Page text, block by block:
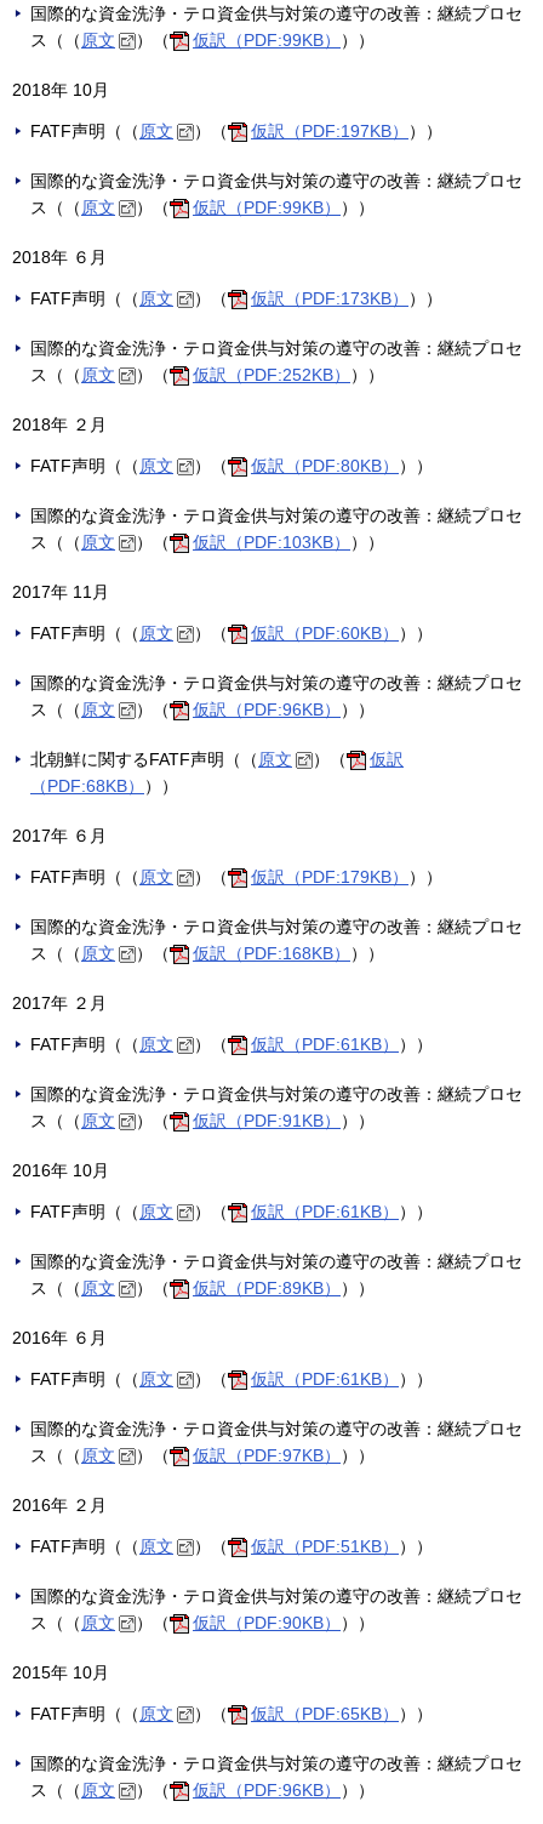
国際的な資金洗浄・テロ資金供与対策の遵守の改善：継続プロセ
ス（（ 原文 ）（ 仮訳（PDF:99KB） ））
2018年 10月
FATF声明（（ 原文 ）（ 仮訳（PDF:197KB） ））
国際的な資金洗浄・テロ資金供与対策の遵守の改善：継続プロセ
ス（（ 原文 ）（ 仮訳（PDF:99KB） ））
2018年 ６月
FATF声明（（ 原文 ）（ 仮訳（PDF:173KB） ））
国際的な資金洗浄・テロ資金供与対策の遵守の改善：継続プロセ
ス（（ 原文 ）（ 仮訳（PDF:252KB） ））
2018年 ２月
FATF声明（（ 原文 ）（ 仮訳（PDF:80KB） ））
国際的な資金洗浄・テロ資金供与対策の遵守の改善：継続プロセ
ス（（ 原文 ）（ 仮訳（PDF:103KB） ））
2017年 11月
FATF声明（（ 原文 ）（ 仮訳（PDF:60KB） ））
国際的な資金洗浄・テロ資金供与対策の遵守の改善：継続プロセ
ス（（ 原文 ）（ 仮訳（PDF:96KB） ））
北朝鮮に関するFATF声明（（ 原文 ）（
仮訳
（PDF:68KB）
））
2017年 ６月
FATF声明（（ 原文 ）（ 仮訳（PDF:179KB） ））
国際的な資金洗浄・テロ資金供与対策の遵守の改善：継続プロセ
ス（（ 原文 ）（ 仮訳（PDF:168KB） ））
2017年 ２月
FATF声明（（ 原文 ）（ 仮訳（PDF:61KB） ））
国際的な資金洗浄・テロ資金供与対策の遵守の改善：継続プロセ
ス（（ 原文 ）（ 仮訳（PDF:91KB） ））
2016年 10月
FATF声明（（ 原文 ）（ 仮訳（PDF:61KB） ））
国際的な資金洗浄・テロ資金供与対策の遵守の改善：継続プロセ
ス（（ 原文 ）（ 仮訳（PDF:89KB） ））
2016年 ６月
FATF声明（（ 原文 ）（ 仮訳（PDF:61KB） ））
国際的な資金洗浄・テロ資金供与対策の遵守の改善：継続プロセ
ス（（ 原文 ）（ 仮訳（PDF:97KB） ））
2016年 ２月
FATF声明（（ 原文 ）（ 仮訳（PDF:51KB） ））
国際的な資金洗浄・テロ資金供与対策の遵守の改善：継続プロセ
ス（（ 原文 ）（ 仮訳（PDF:90KB） ））
2015年 10月
FATF声明（（ 原文 ）（ 仮訳（PDF:65KB） ））
国際的な資金洗浄・テロ資金供与対策の遵守の改善：継続プロセ
ス（（ 原文 ）（ 仮訳（PDF:96KB） ））